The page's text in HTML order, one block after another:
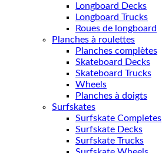
Longboard Decks
Longboard Trucks
Roues de longboard
Planches à roulettes
Planches complètes
Skateboard Decks
Skateboard Trucks
Wheels
Planches à doigts
Surfskates
Surfskate Completes
Surfskate Decks
Surfskate Trucks